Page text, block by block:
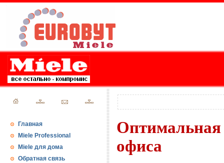
Главная
Miele Professional
Miele для дома
Обратная связь
офиса